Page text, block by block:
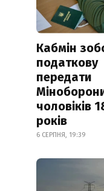
Кабмін
податкову
передати
чоловіків
років
6 СЕРПНЯ, 19:39